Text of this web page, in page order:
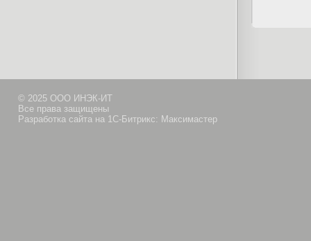
© 2025 ООО ИНЭК-ИТ
Все права защищены
Разработка сайта на 1С-Битрикс: Максимастер